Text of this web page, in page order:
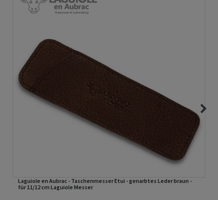
Laguiole en Aubrac - Taschenmesser Etui - genarbtes Leder braun -
für 11/12 cm Laguiole Messer